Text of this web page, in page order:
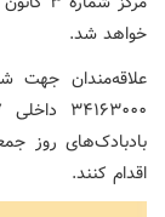
خواهد شد.
علاقه‌مندان جهت
بادبادک‌های روز
اقدام کنند.